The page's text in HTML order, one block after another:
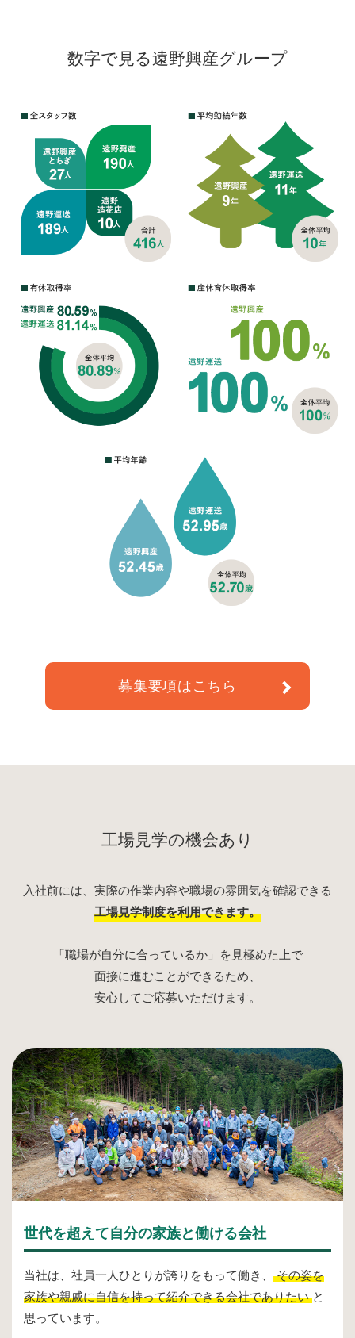
数字で見る遠野興産グループ
募集要項はこちら
工場見学の機会あり
入社前には、実際の作業内容や職場の雰囲気を確認できる
工場見学制度を利用できます。
「職場が自分に合っているか」を 見極めた上で
面接に進むことができるため、
安心してご応募いただけます。
世代を超えて自分の家族と働ける会社
当社は、社員一人ひとりが誇りをもって働き、
その姿を
家族や親戚に自信を持って紹介できる会社でありたい と
思っています。